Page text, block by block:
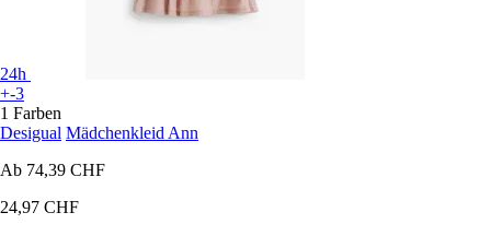
24h
+-3
1 Farben
Desigual Mädchenkleid Ann
Ab 74,39 CHF
24,97 CHF